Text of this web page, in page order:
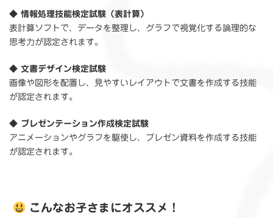
◆ 情報処理技能検定試験（表計算）
表計算ソフトで、データを整理し、グラフで視覚化する論理的な
思考力が認定されます。
◆ 文書デザイン検定試験
画像や図形を配置し、見やすいレイアウトで文書を作成する技能
が認定されます。
◆ プレゼンテーション作成検定試験
アニメーションやグラフを駆使し、プレゼン資料を作成する技能
が認定されます。
こんなお子さまにオススメ！